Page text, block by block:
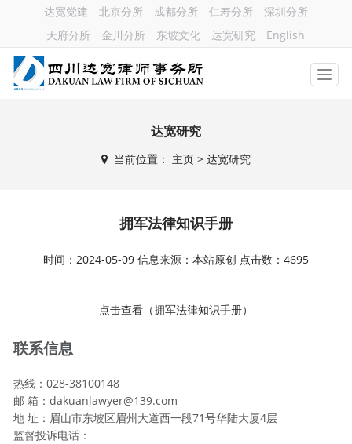
达宽党建 北京分所 成都分所 仁寿分所
深圳分所
天府分所
金川分所 东坡文化 达宽研究 English
达宽研究
当前位置： 主页> 达宽研究
拥军法律知识手册
时间：2024-05-09 信息来源：本站原创 点击数：4695
点击查看（拥军法律知识手册）
联系信息
热线：028-38100148
邮 箱：dakuanlawyer@139.com
地 址：眉山市东坡区眉州大道西一段71号华陆大厦4层
监督投诉电话：